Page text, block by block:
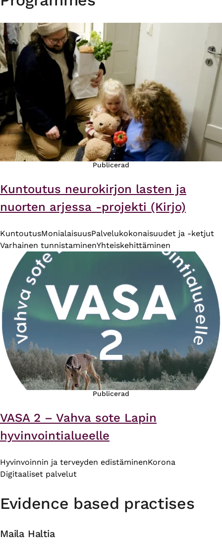
Publicerad
Kuntoutus neurokirjon lasten ja
nuorten arjessa -projekti (Kirjo)
KuntoutusMonialaisuusPalvelukokonaisuudet ja -ketjut
Varhainen tunnistaminenYhteiskehittäminen
Publicerad
VASA 2 – Vahva sote Lapin
hyvinvointialueelle
Hyvinvoinnin ja terveyden edistäminenKorona
Digitaaliset palvelut
Evidence based practises
Maila Haltia